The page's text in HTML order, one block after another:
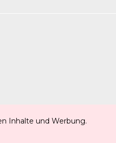
Inhalte und Werbung.